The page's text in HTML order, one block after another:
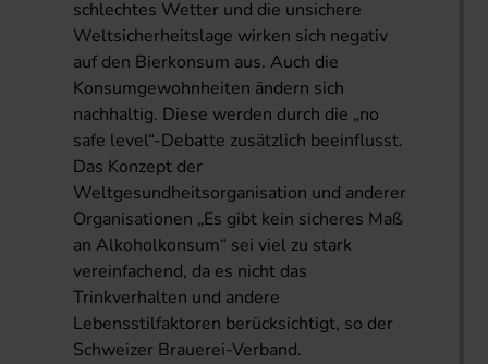
schlechtes Wetter und die unsichere
Weltsicherheitslage wirken sich negativ
auf den Bierkonsum aus. Auch die
Konsumgewohnheiten ändern sich
nachhaltig. Diese werden durch die „no
safe level“-Debatte zusätzlich beeinflusst.
Das Konzept der
Weltgesundheitsorganisation und anderer
Organisationen „Es gibt kein sicheres Maß
an Alkoholkonsum“ sei viel zu stark
vereinfachend, da es nicht das
Trinkverhalten und andere
Lebensstilfaktoren berücksichtigt, so der
Schweizer Brauerei-Verband.